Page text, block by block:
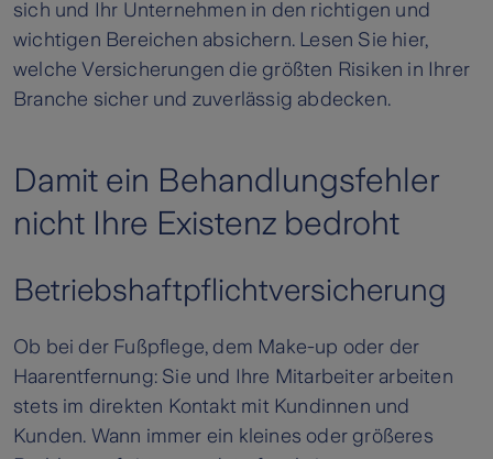
sich und Ihr Unternehmen in den richtigen und
wichtigen Bereichen absichern. Lesen Sie hier,
welche Versicherungen die größten Risiken in Ihrer
Branche sicher und zuverlässig abdecken.
Damit ein Behandlungsfehler
nicht Ihre Existenz bedroht
Betriebshaftpflichtversicherung
Ob bei der Fußpflege, dem Make-up oder der
Haarentfernung: Sie und Ihre Mitarbeiter arbeiten
stets im direkten Kontakt mit Kundinnen und
Kunden. Wann immer ein kleines oder größeres